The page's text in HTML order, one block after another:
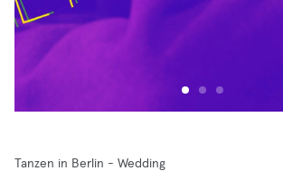
Tanzen in Berlin - Wedding